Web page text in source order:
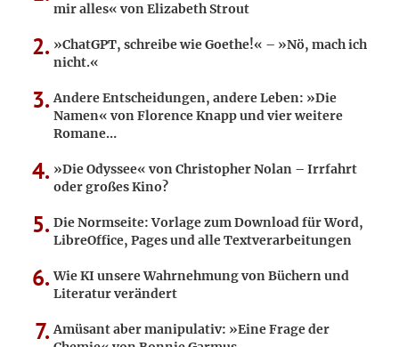
mir alles« von Elizabeth Strout
»ChatGPT, schreibe wie Goethe!« – »Nö, mach ich
nicht.«
Andere Entscheidungen, andere Leben: »Die
Namen« von Florence Knapp und vier weitere
Romane…
»Die Odyssee« von Christopher Nolan – Irrfahrt
oder großes Kino?
Die Normseite: Vorlage zum Download für Word,
LibreOffice, Pages und alle Textverarbeitungen
Wie KI unsere Wahrnehmung von Büchern und
Literatur verändert
Amüsant aber manipulativ: »Eine Frage der